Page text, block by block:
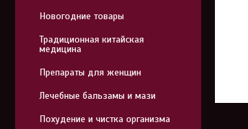
Новогодние товары
Традиционная китайская
медицина
Препараты для женщин
Лечебные бальзамы и мази
Похудение и чистка организма